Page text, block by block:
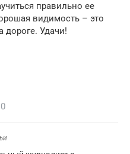
правильно ее
видимость – это
дороге. Удачи!